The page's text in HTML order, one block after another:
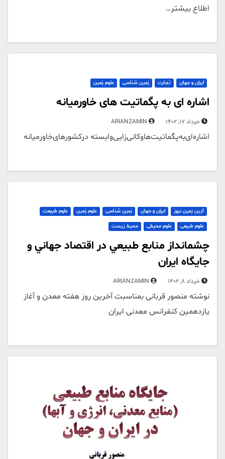
اطلاع بیشتر…
ایران و جهان تجارت زمین شناسی علوم زمین
اشاره ای به پگماتیت های خاورمیانه
خرداد 17, 1402
اشاره‌ای‌به‌پگماتیت‌ها‌و‌کانی‌زایی‌وابسته‌ در‌کشورهای‌خاورمیانه‌
آرین زمین نیوز ایران و جهان زمین شناسی علوم زمین علوم طبیعت
علوم طبیعی علوم محیطی محیط زیست
چشم‎انداز منابع طبيعي در اقتصاد جهاني و
جایگاه ایران
خرداد 8, 1402
نوشته منصور قربانی بمناسبت آخرین روز هفته معدن و آغاز
یازدهمین کنفرانس معدنی ایران